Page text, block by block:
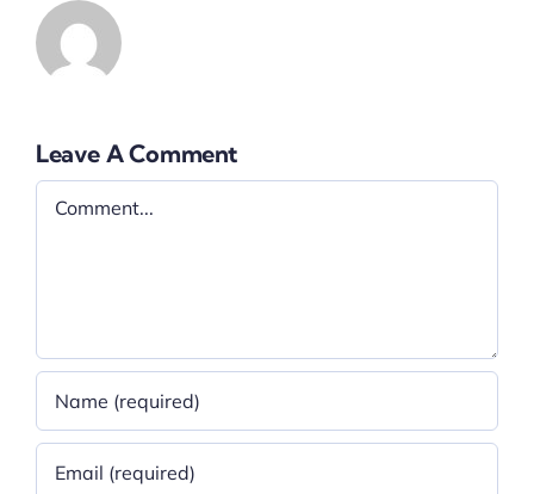
Leave A Comment
Comment